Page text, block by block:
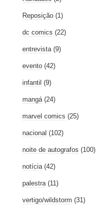
Reposição (1)
dc comics (22)
entrevista (9)
evento (42)
infantil (9)
mangá (24)
marvel comics (25)
nacional (102)
noite de autografos (100)
notícia (42)
palestra (11)
vertigo/wildstorm (31)